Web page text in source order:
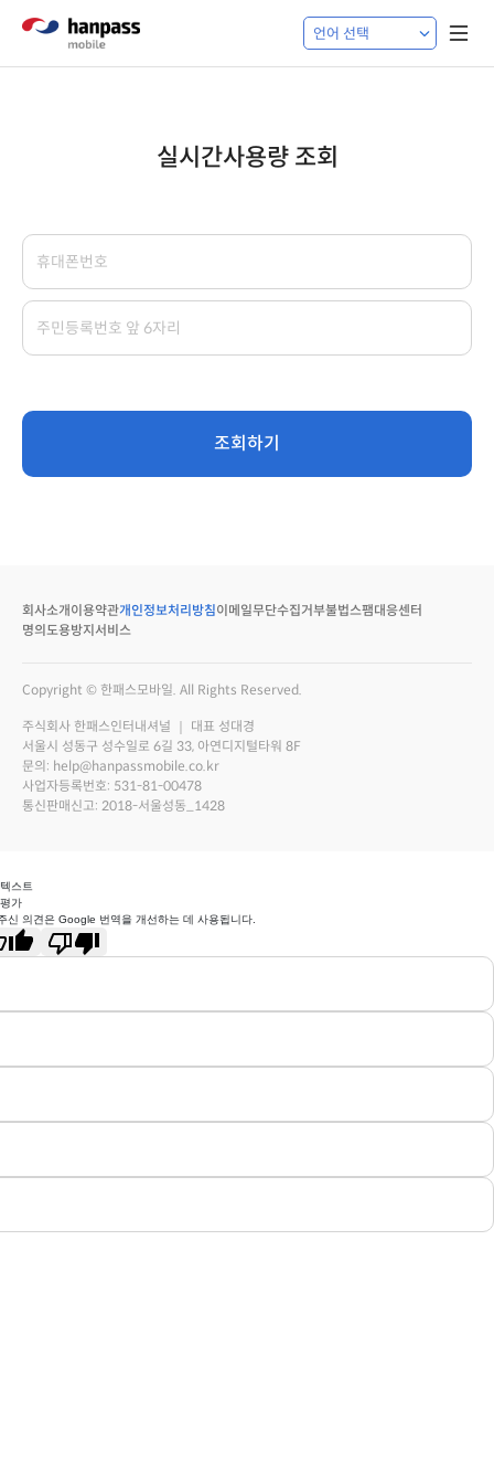
실시간사용량 조회
조회하기
회사소개 이용약관개인정보처리방침이메일무단수집거부불법스팸대응센터
명의도용방지서비스
Copyright © 한패스모바일. All Rights Reserved.
주식회사 한패스인터내셔널 ｜ 대표 성대경
서울시 성동구 성수일로 6길 33, 아연디지털타워 8F
문의: help@hanpassmobile.co.kr
사업자등록번호: 531-81-00478
통신판매신고: 2018-서울성동_1428
스트
가
신 의견은 Google 번역을 개선하는 데 사용됩니다.